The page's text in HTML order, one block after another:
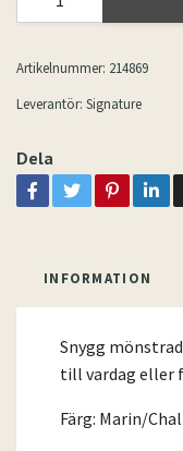
Artikelnummer: 214869
Leverantör: Signature
Dela
INFORMATION
Snygg
till vardag eller
Färg: Marin/